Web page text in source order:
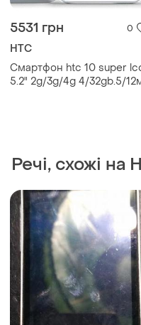
5531 грн 0
HTC
Смартфон htc 10 super
5.2" 2g/3g/4g 4/32gb.5/
Речі, схожі на